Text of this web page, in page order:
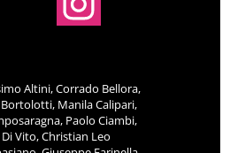
Altini, Corrado Bellora,
Manila Calipari,
Paolo Ciambi,
Vito, Christian Leo